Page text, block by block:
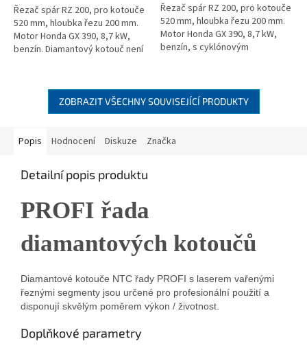
Řezač spár RZ 200, pro kotouče
520 mm, hloubka řezu 200 mm.
Motor Honda GX 390, 8,7 kW,
benzín. Diamantový kotouč není
Řezač spár RZ 200, pro kotouče
520 mm, hloubka řezu 200 mm.
Motor Honda GX 390, 8,7 kW,
benzín, s cyklónovým
součástí dodávky.
ZOBRAZIT VŠECHNY SOUVISEJÍCÍ PRODUKTY
Popis Hodnocení Diskuze Značka
Detailní popis produktu
PROFI řada
diamantových kotoučů
Diamantové kotouče NTC řady PROFI s laserem vařenými
řeznými segmenty jsou určené pro profesionální použití a
disponují skvělým poměrem výkon / životnost.
Doplňkové parametry